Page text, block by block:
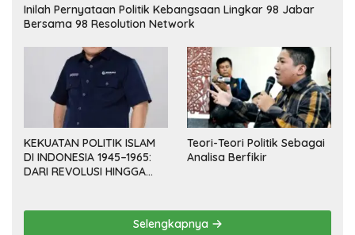
Inilah Pernyataan Politik Kebangsaan Lingkar 98 Jabar
Bersama 98 Resolution Network
KEKUATAN POLITIK ISLAM
DI INDONESIA 1945–1965:
DARI REVOLUSI HINGGA
Teori-Teori Politik Sebagai
Analisa Berfikir
Selengkapnya